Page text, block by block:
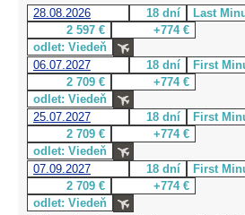
28.08.2026
18 dní
Last
2 597 €
+774 €
odlet: Viedeň
06.07.2027
18 dní
First
2 709 €
+774 €
odlet: Viedeň
25.07.2027
18 dní
First
2 709 €
+774 €
odlet: Viedeň
07.09.2027
18 dní
First
2 709 €
+774 €
odlet: Viedeň